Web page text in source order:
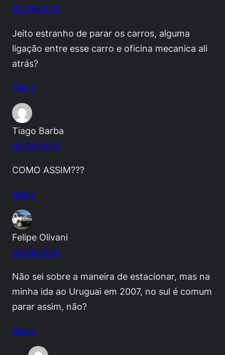
02/09/2010
Jeito estranho de parar os carros, alguma
ligação entre esse carro e oficina mecanica ali
atrás?
Reply
Tiago Barba
02/09/2010
COMO ASSIM???
Reply
Felipe Olivani
02/09/2010
Não sei sobre a maneira de estacionar, mas na
minha ida ao Uruguai em 2007, no sul é comum
parar assim, não?
Reply